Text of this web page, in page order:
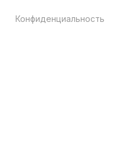
Конфиденциальность